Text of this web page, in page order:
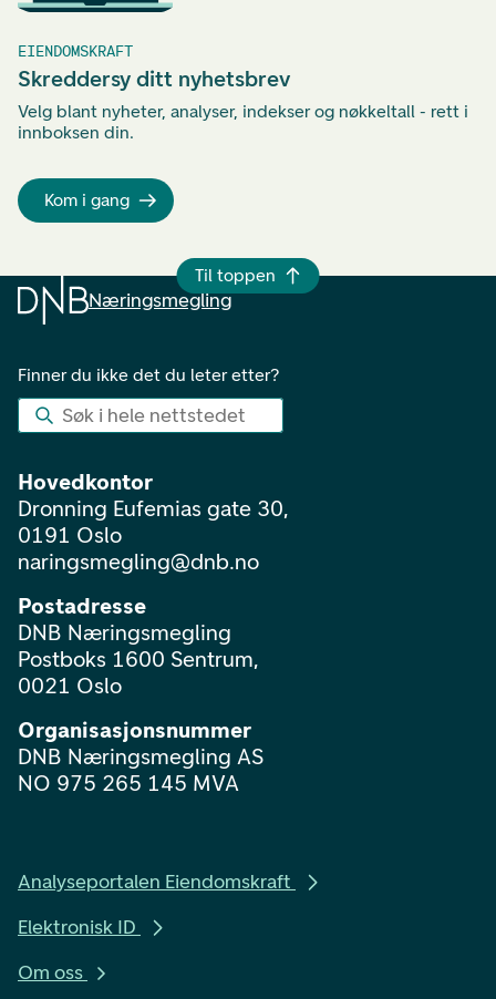
EIENDOMSKRAFT
Skreddersy ditt nyhetsbrev
Velg blant nyheter, analyser, indekser og nøkkeltall - rett i
innboksen din.
Kom i gang
Til toppen
Næringsmegling
Finner du ikke det du leter etter?
Søk i hele nettstedet
Hovedkontor
Dronning Eufemias gate 30,
0191 Oslo
naringsmegling@dnb.no
Postadresse
DNB Næringsmegling
Postboks 1600 Sentrum,
0021 Oslo
Organisasjonsnummer
DNB Næringsmegling AS
NO 975 265 145 MVA
Analyseportalen Eiendomskraft
Elektronisk ID
Om oss